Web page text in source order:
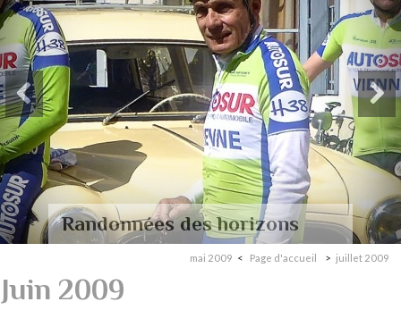
Randonnées des horizons
mai 2009 Page d'accueil juillet 2009
Juin 2009